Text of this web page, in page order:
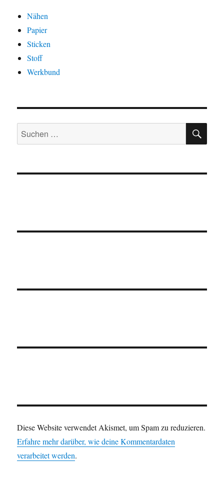
Nähen
Papier
Sticken
Stoff
Werkbund
Suchen
nach:
Diese Website verwendet Akismet, um Spam zu reduzieren.
Erfahre mehr darüber, wie deine Kommentardaten
verarbeitet werden.